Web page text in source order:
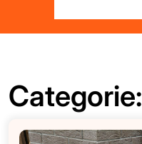
Categorie: